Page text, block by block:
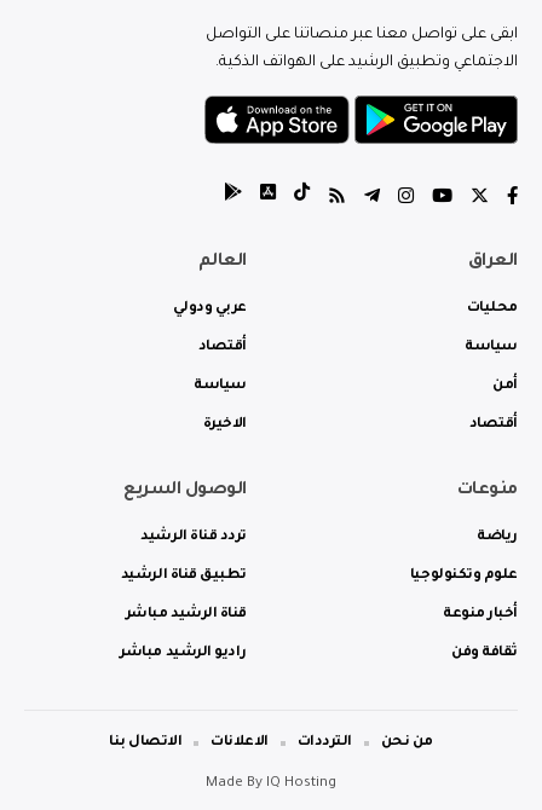
ابقى على تواصل معنا عبر منصاتنا على التواصل
الاجتماعي وتطبيق الرشيد على الهواتف الذكية.
العراق
محليات
سياسة
أمن
أقتصاد
العالم
عربي ودولي
أقتصاد
سياسة
الاخيرة
منوعات
رياضة
علوم وتكنولوجيا
أخبار منوعة
ثقافة وفن
الوصول السريع
تردد قناة الرشيد
تطبيق قناة الرشيد
قناة الرشيد مباشر
راديو الرشيد مباشر
Made By IQ Hosting
من نحن الترددات الاعلانات الاتصال بنا